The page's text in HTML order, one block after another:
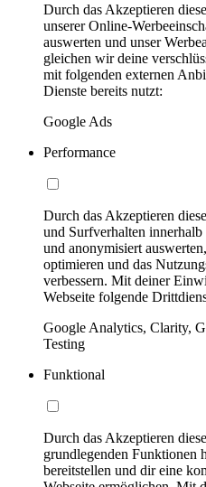
Durch das Akzeptieren
unserer Online-
auswerten und unser
gleichen wir deine
mit folgenden externen
Dienste bereits nutzt:
Google Ads
Performance
Durch das Akzeptieren
und Surfverhalten
und anonymisiert
optimieren und das
verbessern. Mit deiner
Webseite folgende
Google Analytics, Clarity,
Testing
Funktional
Durch das Akzeptieren
grundlegenden Funktionen
bereitstellen und dir eine